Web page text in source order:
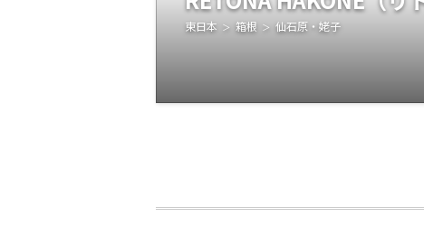
東日本 箱根
仙石原・姥子